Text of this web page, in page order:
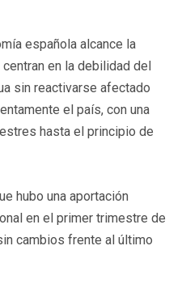
española alcance la
en la debilidad del
sin reactivarse afectado
el país, con una
hasta el principio de
hubo una aportación
en el primer trimestre de
cambios frente al último